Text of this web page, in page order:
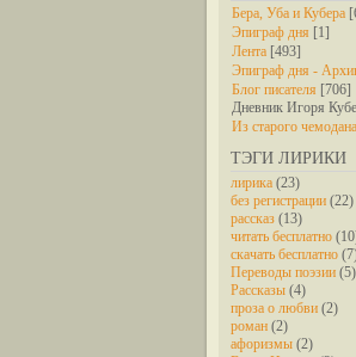
Бера, Уба и Кубера
Эпиграф дня [1]
Лента [493]
Эпиграф дня -
Блог писателя [706]
Дневник Игоря
Из старого чемодана
ТЭГИ ЛИРИКИ
лирика (23)
без регистрации (22)
рассказ (13)
читать бесплатно
скачать бесплатно
Переводы поэзии (5)
Рассказы (4)
проза о любви (2)
роман (2)
афоризмы (2)